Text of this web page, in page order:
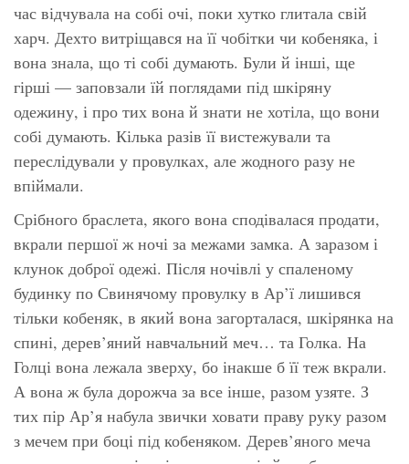
час відчувала на собі очі, поки хутко глитала свій
харч. Дехто витріщався на її чобітки чи кобеняка, і
вона знала, що ті собі думають. Були й інші, ще
гірші — заповзали їй поглядами під шкіряну
одежину, і про тих вона й знати не хотіла, що вони
собі думають. Кілька разів її вистежували та
переслідували у провулках, але жодного разу не
впіймали.
Срібного браслета, якого вона сподівалася продати,
вкрали першої ж ночі за межами замка. А заразом і
клунок доброї одежі. Після ночівлі у спаленому
будинку по Свинячому провулку в Ар’ї лишився
тільки кобеняк, в який вона загорталася, шкірянка на
спині, дерев’яний навчальний меч… та Голка. На
Голці вона лежала зверху, бо інакше б її теж вкрали.
А вона ж була дорожча за все інше, разом узяте. З
тих пір Ар’я набула звички ховати праву руку разом
з мечем при боці під кобеняком. Дерев’яного меча